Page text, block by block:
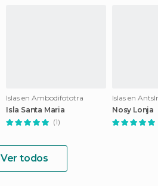
Islas en Ambodifototra
Isla Santa Maria
(1)
Islas en
Nosy Lonja
Ver todos